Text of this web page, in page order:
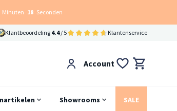
Minuten 17 Seconden
Klantbeoordeling 4.4/ 5 Klantenservice
Account
Showrooms SALE